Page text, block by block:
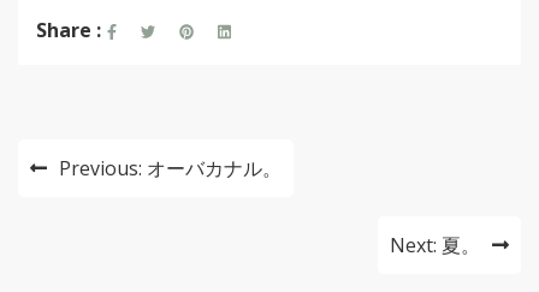
Share :
投 Previous: オーバカナル。
Next: 夏。